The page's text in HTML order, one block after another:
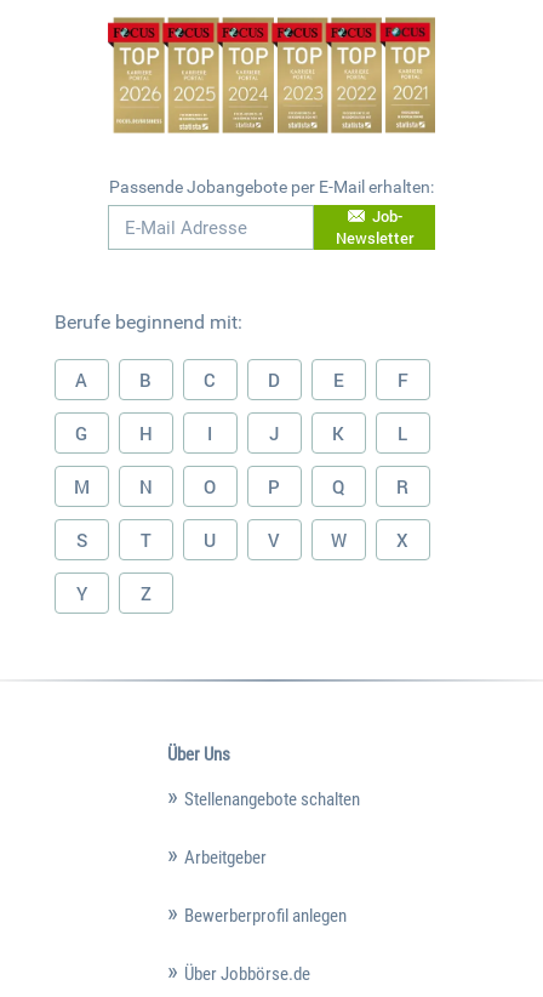
Passende Jobangebote per E-Mail erhalten:
Job-
Newsletter
Berufe beginnend mit:
A B C D E F
G H I J K L
M N O P Q R
S T U V W X
Y Z
Über Uns
Stellenangebote schalten
Arbeitgeber
Bewerberprofil anlegen
Über Jobbörse.de